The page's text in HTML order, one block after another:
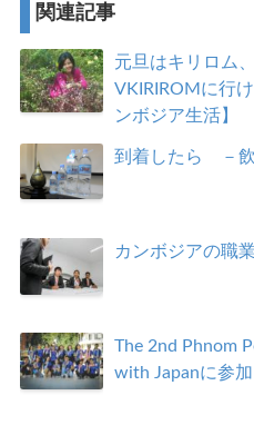
関連記事
元旦はキリロム
VKIRIROMに行
ンボジア生活】
到着したら －飲
カンボジアの職
The 2nd Phnom
with Japanに参加